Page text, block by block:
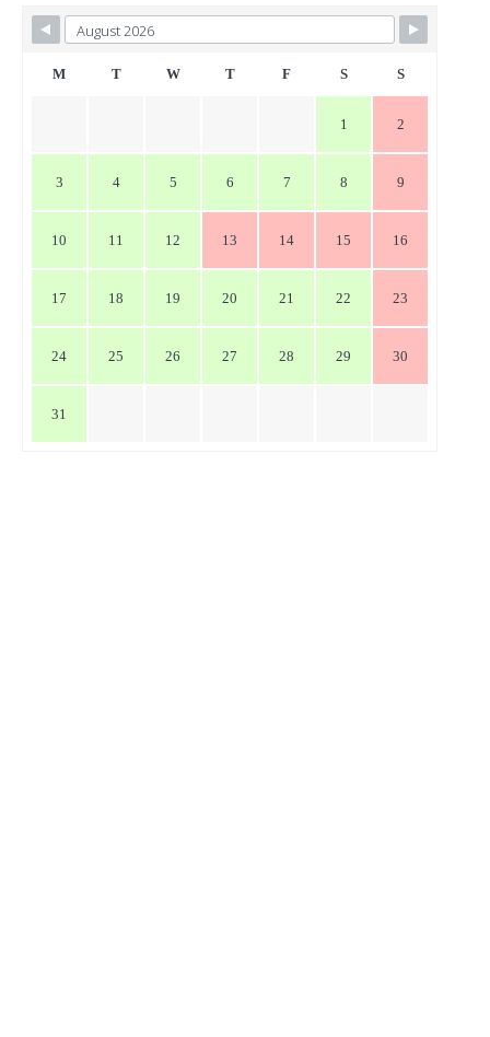
ビ
ゲ
M T W T F S S
1 2
3 4 5 6 7 8 9
10 11 12 13 14 15 16
17 18 19 20 21 22 23
24 25 26 27 28 29 30
31